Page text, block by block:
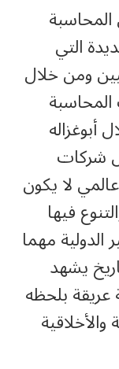
التي
ومن خلال
أبوغزاله
شركات
لا يكون
فيها
الدولية مهما
يشهد
بلحظه